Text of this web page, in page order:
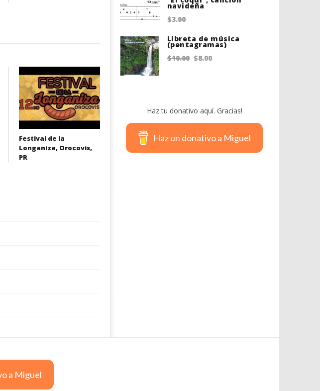
Festival de la
Longaniza, Orocovis,
PR
was:
is:
navideña
$3.00
Libreta de música
(pentagramas)
$10.00 Original
$8.00
Haz tu donativo aquí. Gracias!
Haz un donativo a Miguel
a Miguel